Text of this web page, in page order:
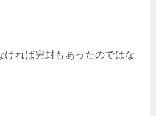
ければ完封もあったのではな